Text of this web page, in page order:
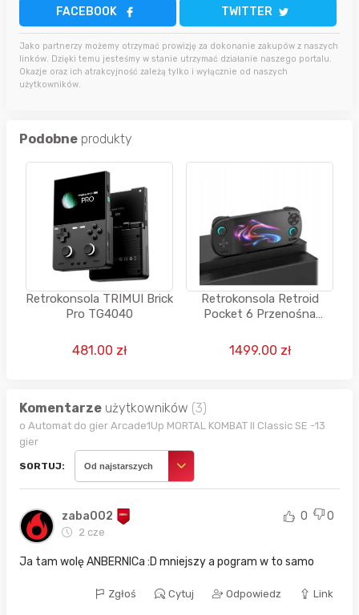
FACEBOOK TWITTER
Jako partnerzy możemy otrzymać prowizję za dokonanie zakupów z naszych
linków. Dzięki temu jesteśmy w stanie utrzymać działanie naszego portalu.
Okazje oraz ich atrakcyjność zależą tylko i wyłącznie od naszych
użytkowników.
Podobne produkty
Retrokonsola TRIMUI Brick
Pro TG4040
481.00 zł
Retrokonsola Retroid
Pocket 6 Przenośna
Gaming Emulator
1499.00 zł
Komentarze użytkowników (3)
o Automat do gier Arcade1Up MORTAL KOMBAT II Classic SE -13
gier
SORTUJ: Od najstarszych
zaba002
2 cze
0 0
Ja tam wolę ANBERNICa :D mniejszy a pogram w to samo
Zgłoś Cytuj Odpowiedz Link